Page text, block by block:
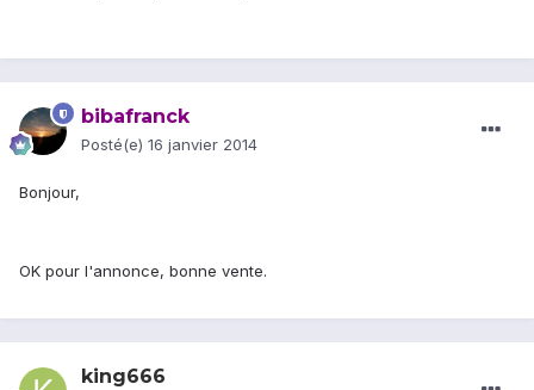
bibafranck
Posté(e) 16 janvier 2014
Bonjour,
OK pour l'annonce, bonne vente.
king666